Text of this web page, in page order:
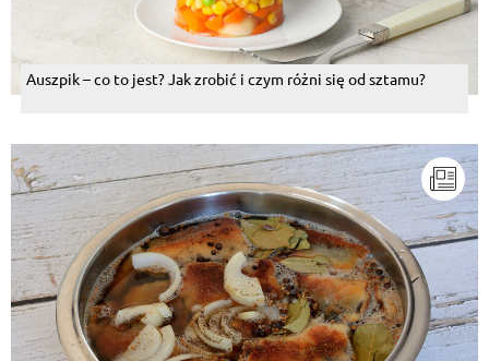
Auszpik – co to jest? Jak zrobić i czym różni się od sztamu?